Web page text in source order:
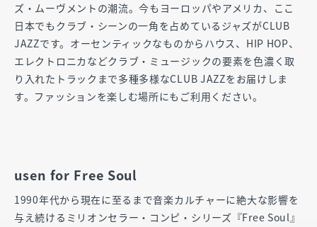
ズ・ムーヴメントの潮流。今もヨーロッパやアメリカ、ここ
日本でもクラブ・シーンの一角を占めているジャズがCLUB
JAZZです。オーセンティックなものからハウス、HIP HOP、
エレクトロニカなどクラブ・ミュージックの要素を色濃く取
り入れたトラックまで多種多様なCLUB JAZZをお届けしま
す。ファッションを楽しむ場所にもご利用ください。
usen for Free Soul
1990年代から現在に至るまで音楽カルチャーに絶大な影響を
与え続けるミリオンセラー・コンピ・シリーズ『Free Soul』